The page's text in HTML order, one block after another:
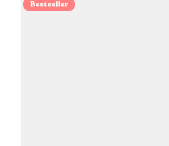
Bestseller